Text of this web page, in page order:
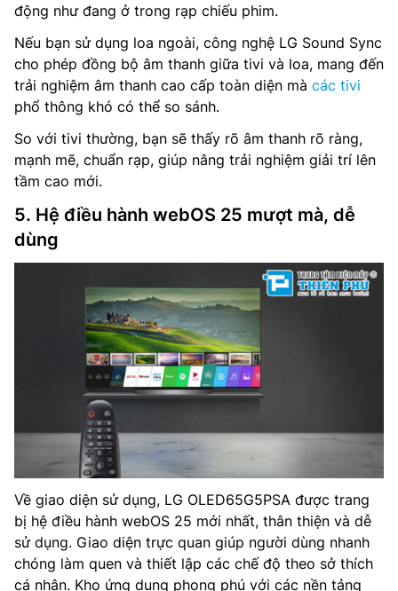
động như đang ở trong rạp chiếu phim.
Nếu bạn sử dụng loa ngoài, công nghệ LG Sound Sync
cho phép đồng bộ âm thanh giữa tivi và loa, mang đến
trải nghiệm âm thanh cao cấp toàn diện mà các tivi
phổ thông khó có thể so sánh.
So với tivi thường, bạn sẽ thấy rõ âm thanh rõ ràng,
mạnh mẽ, chuẩn rạp, giúp nâng trải nghiệm giải trí lên
tầm cao mới.
5. Hệ điều hành webOS 25 mượt mà, dễ
dùng
Về giao diện sử dụng, LG OLED65G5PSA được trang
bị hệ điều hành webOS 25 mới nhất, thân thiện và dễ
sử dụng. Giao diện trực quan giúp người dùng nhanh
chóng làm quen và thiết lập các chế độ theo sở thích
cá nhân. Kho ứng dụng phong phú với các nền tảng